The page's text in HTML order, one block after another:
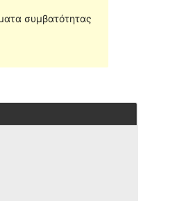
συμβατότητας